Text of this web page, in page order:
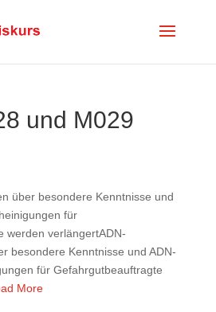
und M029
über besondere Kenntnisse und
für
werden verlängertADN-
besondere Kenntnisse und ADN-
für Gefahrgutbeauftragte
More